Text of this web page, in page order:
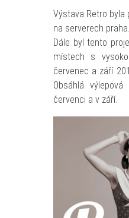
Výstava Retro byla
na serverech
Dále byl tento
místech s
červenec a září
Obsáhlá
červenci a v září.